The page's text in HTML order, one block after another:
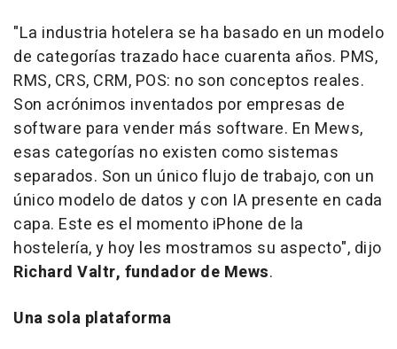
"La industria hotelera se ha basado en un modelo
de categorías trazado hace cuarenta años. PMS,
RMS, CRS, CRM, POS: no son conceptos reales.
Son acrónimos inventados por empresas de
software para vender más software. En Mews,
esas categorías no existen como sistemas
separados. Son un único flujo de trabajo, con un
único modelo de datos y con IA presente en cada
capa. Este es el momento iPhone de la
hostelería, y hoy les mostramos su aspecto", dijo
Richard Valtr, fundador de Mews.
Una sola plataforma